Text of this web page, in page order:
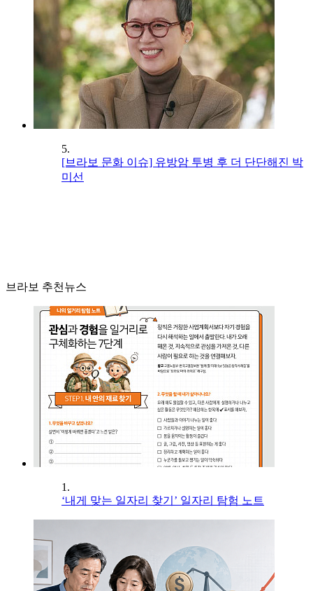
5.
[브라보 문화 이슈] 유방암 투병 후 더 단단해진 박
미선
브라보 추천뉴스
1.
‘내게 맞는 일자리 찾기’ 일자리 탐험 노트